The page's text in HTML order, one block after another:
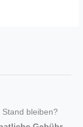
bleiben?